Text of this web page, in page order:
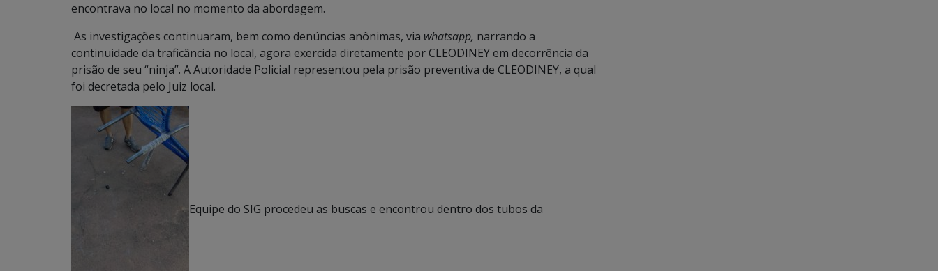
encontrava no local no momento da abordagem.
As investigações continuaram, bem como denúncias anônimas, via whatsapp, narrando a
continuidade da traficância no local, agora exercida diretamente por CLEODINEY em decorrência da
prisão de seu “ninja”. A Autoridade Policial representou pela prisão preventiva de CLEODINEY, a qual
foi decretada pelo Juiz local.
Equipe do SIG procedeu as buscas e encontrou dentro dos tubos da